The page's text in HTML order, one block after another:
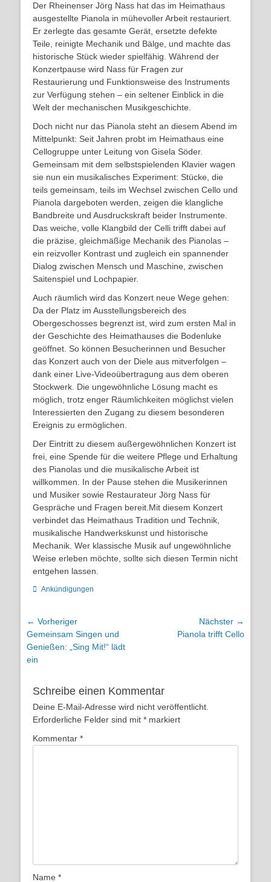
Der Rheinenser Jörg Nass hat das im Heimathaus
ausgestellte Pianola in mühevoller Arbeit restauriert.
Er zerlegte das gesamte Gerät, ersetzte defekte
Teile, reinigte Mechanik und Bälge, und machte das
historische Stück wieder spielfähig. Während der
Konzertpause wird Nass für Fragen zur
Restaurierung und Funktionsweise des Instruments
zur Verfügung stehen – ein seltener Einblick in die
Welt der mechanischen Musikgeschichte.
Doch nicht nur das Pianola steht an diesem Abend im
Mittelpunkt: Seit Jahren probt im Heimathaus eine
Cellogruppe unter Leitung von Gisela Söder.
Gemeinsam mit dem selbstspielenden Klavier wagen
sie nun ein musikalisches Experiment: Stücke, die
teils gemeinsam, teils im Wechsel zwischen Cello und
Pianola dargeboten werden, zeigen die klangliche
Bandbreite und Ausdruckskraft beider Instrumente.
Das weiche, volle Klangbild der Celli trifft dabei auf
die präzise, gleichmäßige Mechanik des Pianolas –
ein reizvoller Kontrast und zugleich ein spannender
Dialog zwischen Mensch und Maschine, zwischen
Saitenspiel und Lochpapier.
Auch räumlich wird das Konzert neue Wege gehen:
Da der Platz im Ausstellungsbereich des
Obergeschosses begrenzt ist, wird zum ersten Mal in
der Geschichte des Heimathauses die Bodenluke
geöffnet. So können Besucherinnen und Besucher
das Konzert auch von der Diele aus mitverfolgen –
dank einer Live-Videoübertragung aus dem oberen
Stockwerk. Die ungewöhnliche Lösung macht es
möglich, trotz enger Räumlichkeiten möglichst vielen
Interessierten den Zugang zu diesem besonderen
Ereignis zu ermöglichen.
Der Eintritt zu diesem außergewöhnlichen Konzert ist
frei, eine Spende für die weitere Pflege und Erhaltung
des Pianolas und die musikalische Arbeit ist
willkommen. In der Pause stehen die Musikerinnen
und Musiker sowie Restaurateur Jörg Nass für
Gespräche und Fragen bereit.Mit diesem Konzert
verbindet das Heimathaus Tradition und Technik,
musikalische Handwerkskunst und historische
Mechanik. Wer klassische Musik auf ungewöhnliche
Weise erleben möchte, sollte sich diesen Termin nicht
entgehen lassen.
Kategorien
Ankündigungen
Beitragsnavigation
← Vorheriger
Vorheriger
Beitrag:
Gemeinsam Singen und
Genießen: „Sing Mit!“ lädt
ein
Nächster →
Pianola trifft Cello
Schreibe einen Kommentar
Deine E-Mail-Adresse wird nicht veröffentlicht.
Erforderliche Felder sind mit * markiert
Kommentar *
Name *